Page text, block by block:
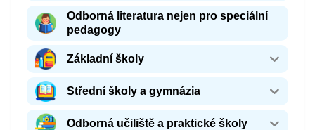
Odborná literatura nejen pro speciální
pedagogy
Základní školy
Střední školy a gymnázia
Odborná učiliště a praktické školy